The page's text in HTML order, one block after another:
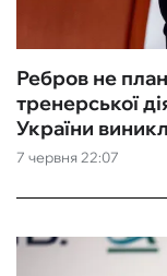
7 червня 22:07
Ребров не
тренерської
України